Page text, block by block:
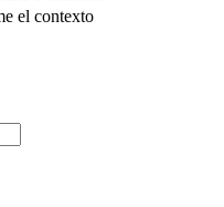
el contexto